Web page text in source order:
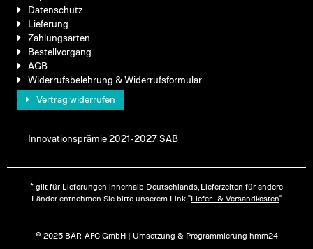
Datenschutz
Lieferung
Zahlungsarten
Bestellvorgang
AGB
Widerrufsbelehrung & Widerrufsformular
Vertrag widerrufen
Innovationsprämie 2021-2027 SAB
* gilt für Lieferungen innerhalb Deutschlands, Lieferzeiten für andere
Länder entnehmen Sie bitte unserem Link "Liefer- & Versandkosten"
© 2025 BÄR-AFC GmbH | Umsetzung & Programmierung hmm24